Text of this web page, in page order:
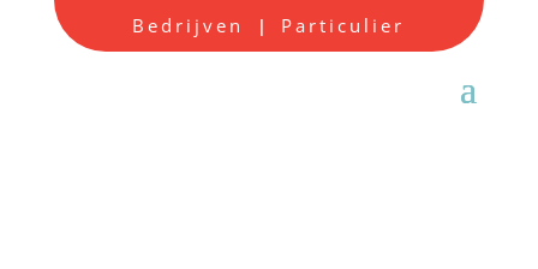
Bedrijven | Particulier